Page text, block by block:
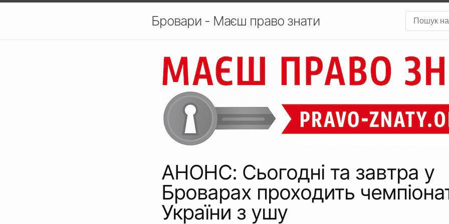
Бровари - Маєш право знати
АНОНС: Сьогодні та завтра у
Броварах проходить
України з ушу